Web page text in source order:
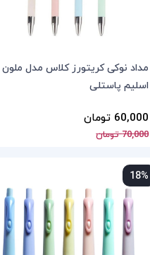
مداد نوکی کریتورز کلاس مدل ملون
اسلیم پاستلی
60,000 تومان
70,000 تومان
18%